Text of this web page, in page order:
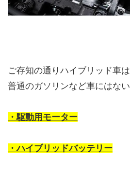
ご存知の通りハイブリッド車は
普通のガソリンなど車にはない
・駆動用モーター
・ハイブリッドバッテリー